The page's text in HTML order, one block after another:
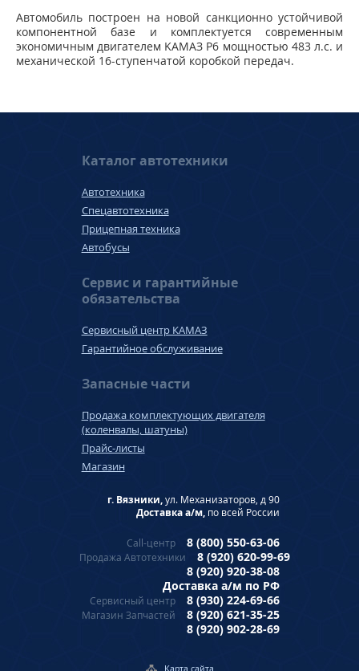
Автомобиль построен на новой санкционно устойчивой
компонентной базе и комплектуется современным
экономичным двигателем KAMAЗ Р6 мощностью 483 л.с. и
механической 16-ступенчатой коробкой передач.
Каталог автотехники
Автотехника
Спецавтотехника
Прицепная техника
Автобусы
Сервис и гарантийные
обязательства
Сервисный центр КАМАЗ
Гарантийное обслуживание
Запасные части
Продажа комплектующих двигателя
(коленвалы, шатуны)
Прайс-листы
Магазин
г. Вязники,ул. Механизаторов, д 90
Доставка а/м, по всей России
Call-центр 8 (800) 550-63-06
Продажа Автотехники
8 (920) 620-99-69
8 (920) 920-38-08
Доставка а/м по РФ
Сервисный центр 8 (930) 224-69-66
Магазин Запчастей
8 (920) 621-35-25
8 (920) 902-28-69
Карта сайта